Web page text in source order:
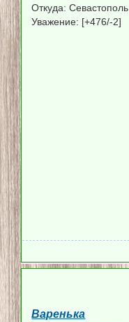
Откуда: Севастополь
Уважение: [+476/-2]
Варенька